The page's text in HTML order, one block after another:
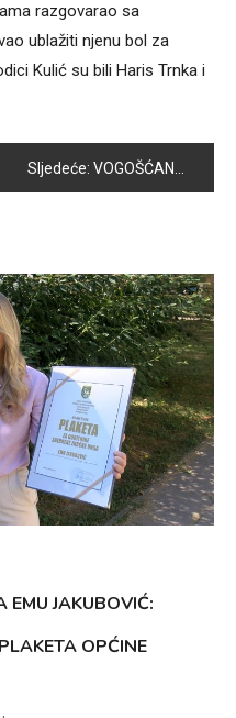
razgovarao sa
ublažiti njenu bol za
Kulić su bili Haris Trnka i
Sljedeće: VOGOŠĆANSKE LAVICE BIH PREDSTAVLJAJU NA BALKANSKOM PRVENSTVU U GIMNASTICI
EMU JAKUBOVIĆ:
OPĆINE